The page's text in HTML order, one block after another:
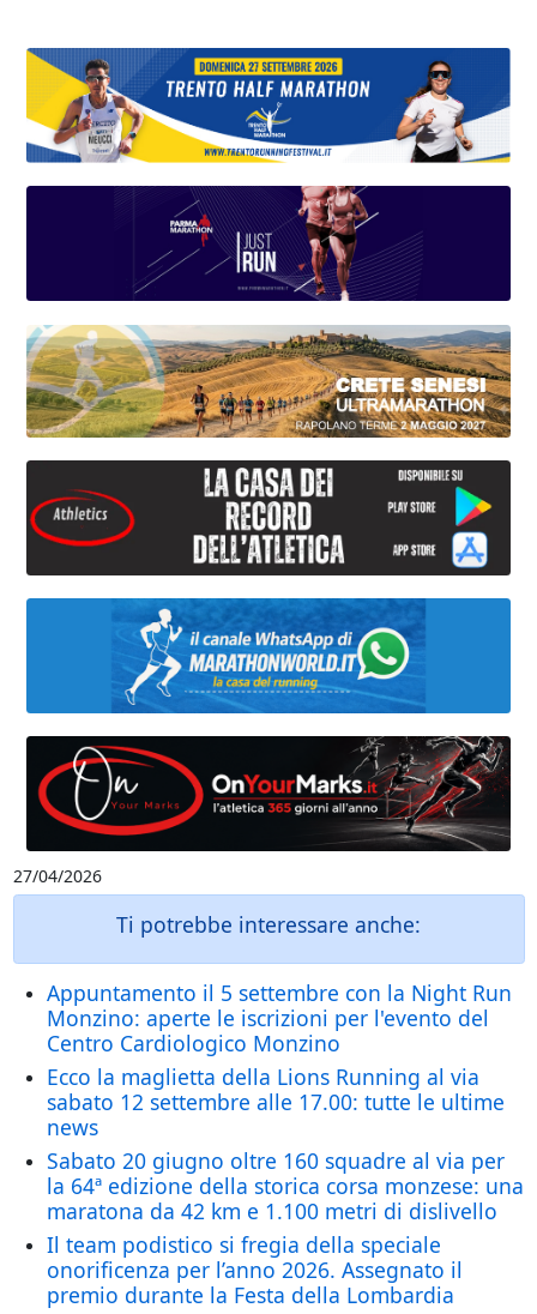
27/04/2026
Ti potrebbe interessare anche:
Appuntamento il 5 settembre con la Night Run
Monzino: aperte le iscrizioni per l'evento del
Centro Cardiologico Monzino
Ecco la maglietta della Lions Running al via
sabato 12 settembre alle 17.00: tutte le ultime
news
Sabato 20 giugno oltre 160 squadre al via per
la 64ª edizione della storica corsa monzese: una
maratona da 42 km e 1.100 metri di dislivello
Il team podistico si fregia della speciale
onorificenza per l’anno 2026. Assegnato il
premio durante la Festa della Lombardia